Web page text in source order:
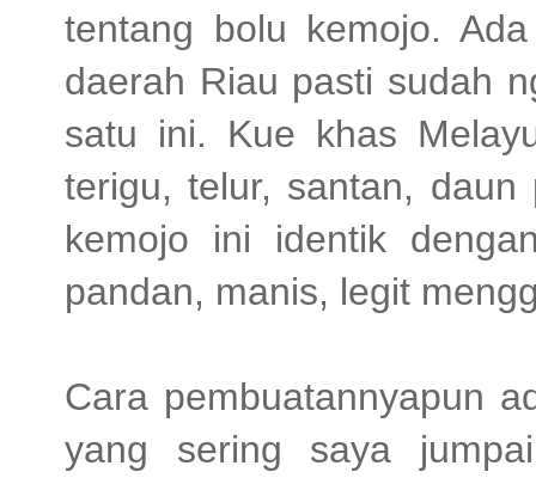
tentang bolu kemojo.
daerah Riau pasti sudah
satu ini. Kue khas
terigu, telur, santan,
kemojo ini identik
pandan, manis, legit
Cara pembuatannyapun
yang sering saya